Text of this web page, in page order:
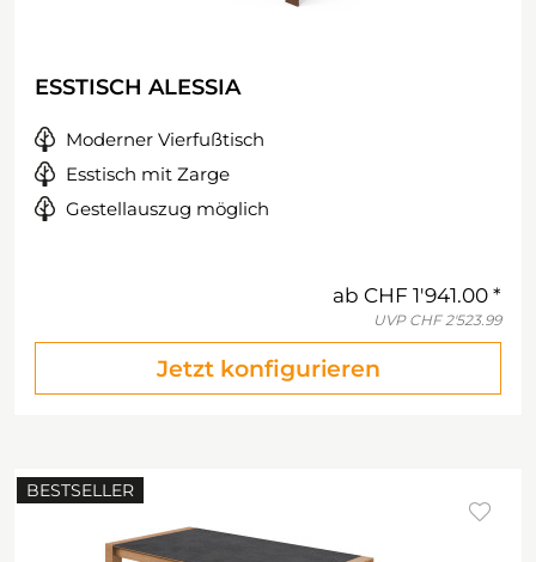
ESSTISCH ALESSIA
Moderner Vierfußtisch
Esstisch mit Zarge
Gestellauszug möglich
ab CHF 1'941.00
UVP CHF 2'523.99
Jetzt konfigurieren
BESTSELLER